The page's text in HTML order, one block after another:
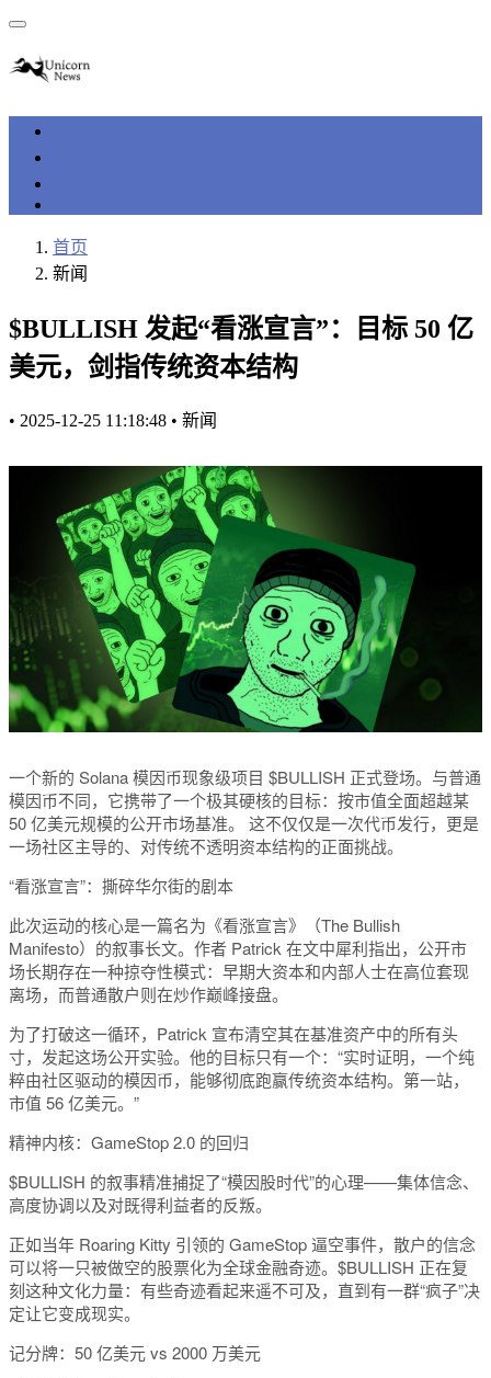
首页
新闻
$BULLISH 发起“看涨宣言”：目标 50 亿
美元，剑指传统资本结构
• 2025-12-25 11:18:48 • 新闻
一个新的 Solana模因币现象级项目 $BULLISH 正式登场。与普通
模因币不同，它携带了一个极其硬核的目标： 按市值全面超越某
50 亿美元规模的公开市场基准。
这不仅仅是一次代币发行，更是
一场社区主导的、对传统不透明资本结构的正面挑战。
“看涨宣言”：撕碎华尔街的剧本
此次运动的核心是一篇名为《看涨宣言》（The Bullish
Manifesto）的叙事长文。作者 Patrick 在文中犀利指出，公开市
场长期存在一种掠夺性模式：早期大资本和内部人士在高位套现
离场，而普通散户则在炒作巅峰接盘。
为了打破这一循环，Patrick 宣布清空其在基准资产中的所有头
寸，发起这场公开实验。他的目标只有一个： “实时证明，一个纯
粹由社区驱动的模因币，能够彻底跑赢传统资本结构。第一站，
市值 56 亿美元。”
精神内核：GameStop 2.0 的回归
$BULLISH 的叙事精准捕捉了“模因股时代”的心理——集体信念、
高度协调以及对既得利益者的反叛。
正如当年 Roaring Kitty 引领的 GameStop 逼空事件，散户的信念
可以将一只被做空的股票化为全球金融奇迹。$BULLISH 正在复
刻这种文化力量：有些奇迹看起来遥不可及，直到有一群“疯子”决
定让它变成现实。
记分牌：50 亿美元 vs 2000 万美元